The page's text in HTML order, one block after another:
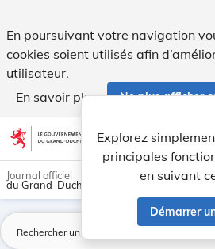
En poursuivant votre navigation
cookies soient utilisés afin
utilisateur.
En savoir plus
Ne plus afficher
Aller au contenu account_circle
Explorez
principales
en suivant
Démarrer
Journal officiel
du Grand-Duché de Luxembourg